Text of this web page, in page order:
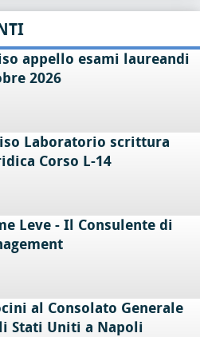
appello esami laureandi
2026
Laboratorio scrittura
Corso L-14
Leve - Il Consulente di
al Consolato Generale
Stati Uniti a Napoli